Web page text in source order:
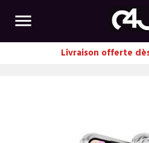

Livraison offerte